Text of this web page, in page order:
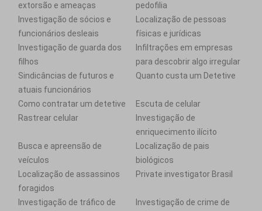
extorsão e ameaças
pedofilia
Investigação de sócios e
funcionários desleais
Localização de pessoas
físicas e jurídicas
Investigação de guarda dos
filhos
Infiltrações em empresas
para descobrir algo irregular
Sindicâncias de futuros e
atuais funcionários
Quanto custa um Detetive
Como contratar um detetive
Escuta de celular
Rastrear celular
Investigação de
enriquecimento ilícito
Busca e apreensão de
veículos
Localização de pais
biológicos
Localização de assassinos
foragidos
Private investigator Brasil
Investigação de tráfico de
Investigação de crime de